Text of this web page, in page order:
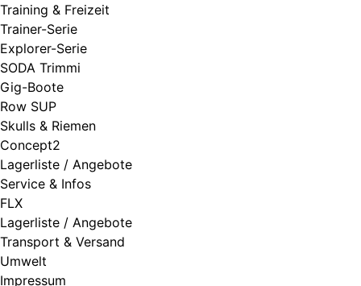
Training & Freizeit
Trainer-Serie
Explorer-Serie
SODA Trimmi
Gig-Boote
Row SUP
Skulls & Riemen
Concept2
Lagerliste / Angebote
Service & Infos
FLX
Lagerliste / Angebote
Transport & Versand
Umwelt
Impressum